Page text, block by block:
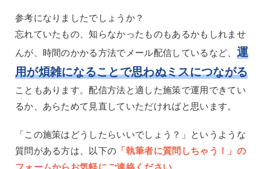
参考になりましたでしょうか？
忘れていたもの、知らなかったものもあるかもしれませ
んが、時間のかかる方法でメール配信しているなど、 運
用が煩雑になることで思わぬミスにつながる
こともあります。配信方法と適した施策で運用できてい
るか、あらためて見直していただければと思います。
「この施策はどうしたらいいでしょう？」というような
質問がある方は、以下の 「執筆者に質問しちゃう！」の